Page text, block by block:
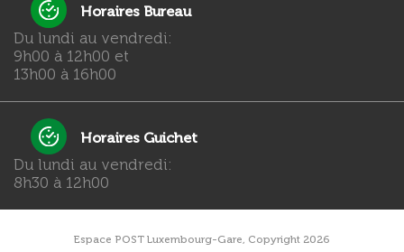
Horaires Bureau
Du lundi au vendredi:
9h00 à 12h00 et
13h00 à 16h00
Horaires Guichet
Du lundi au vendredi:
8h30 à 12h00